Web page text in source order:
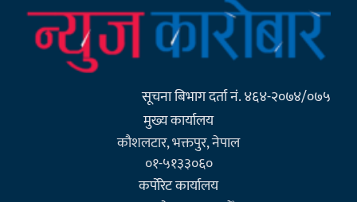
सूचना बिभाग दर्ता नं. ४६४-२०७४/०७५
मुख्य कार्यालय
कौशलटार, भक्तपुर, नेपाल
०१-५१३३०६०
कर्पाेरेट कार्यालय